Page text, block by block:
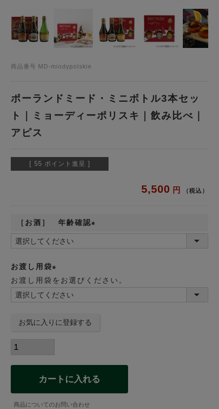
商品番号 MD-miodypolskie
ポーランドミード・ミニボトル3本セッ
ト｜ミョーディーポリスキ｜飲み比べ｜
アピス
[ 55 ポイント進呈 ]
5,500 税込
［お酒］ 年齢確認
)
お渡し用袋
(
必
)
お渡し用袋をお選びください。
お気に入りに登録する
カートに入れる
商品についてのお問い合わせ